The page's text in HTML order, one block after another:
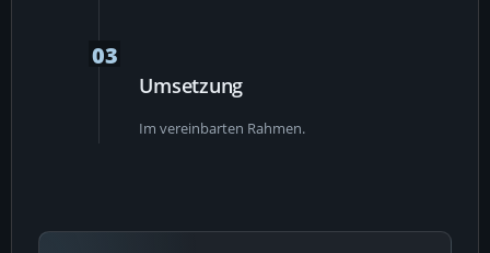
03
Umsetzung
Im vereinbarten Rahmen.